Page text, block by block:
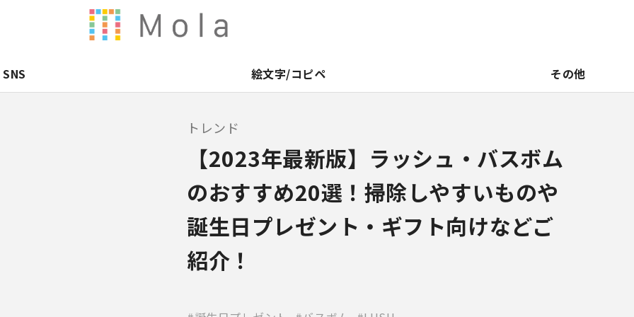
SNS 絵文字/コピペ その他
トレンド
【2023年最新版】ラッシュ・バスボム
のおすすめ20選！掃除しやすいものや
誕生日プレゼント・ギフト向けなどご
紹介！